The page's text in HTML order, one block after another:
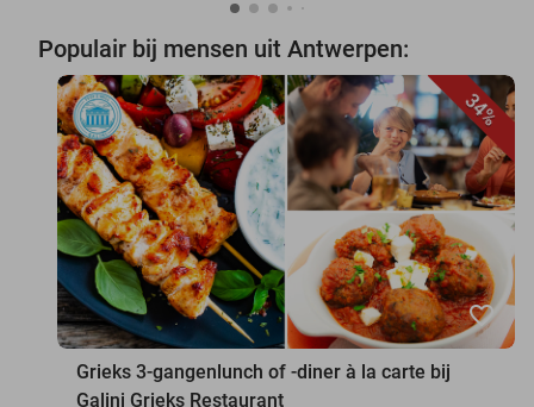
Populair bij mensen uit Antwerpen:
34%
favorite_border
Grieks 3-gangenlunch of -diner à la carte bij
Galini Grieks Restaurant